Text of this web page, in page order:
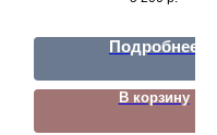
Подробнее
В корзину